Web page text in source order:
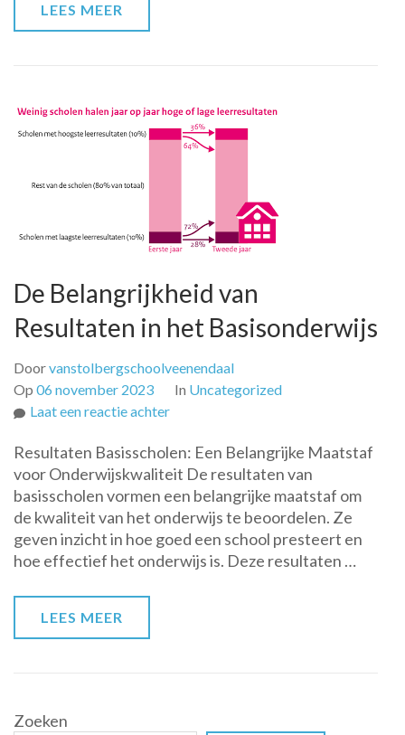
LEES MEER
De Belangrijkheid van
Resultaten in het Basisonderwijs
Doorvanstolbergschoolveenendaal
Op 06 november 2023 In Uncategorized
Laat een reactie achterop
Belangrijkheid
van
Resultaten
in
het
Basisonderwijs
Resultaten Basisscholen: Een Belangrijke Maatstaf
voor Onderwijskwaliteit De resultaten van
basisscholen vormen een belangrijke maatstaf om
de kwaliteit van het onderwijs te beoordelen. Ze
geven inzicht in hoe goed een school presteert en
hoe effectief het onderwijs is. Deze resultaten …
LEES MEER
Zoeken